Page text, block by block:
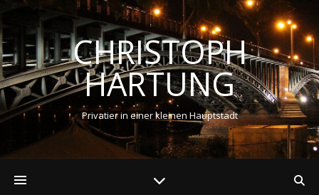
CHRISTOPH
HARTUNG
Privatier in einer kleinen Hauptstadt